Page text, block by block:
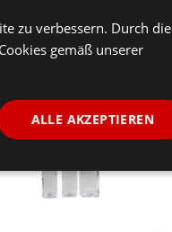
29,90 € 15,00 €
zu verbessern. Durch die
gemäß unserer
ALLE AKZEPTIEREN